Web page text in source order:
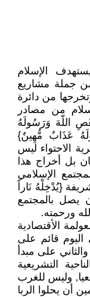
الإسلام
جملة مشاريع
من دائرة
من مصادر
اللّهَ وَرَسُولَهُ
وَلَهُ عَذَابٌ مُّهِينٌ}
الاحتواء ليس
بل أخراج هذا
الإسلامي
{يُدْخِلْهُ نَاراً
يصل بالمجتمع
ورحمته.
الأقتصادية
اليوم قائم على
على مبدأ
التشريعية
وليس للغرب
أن يحلوا الربا